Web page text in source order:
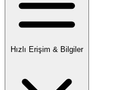
Hızlı Erişim & Bilgiler